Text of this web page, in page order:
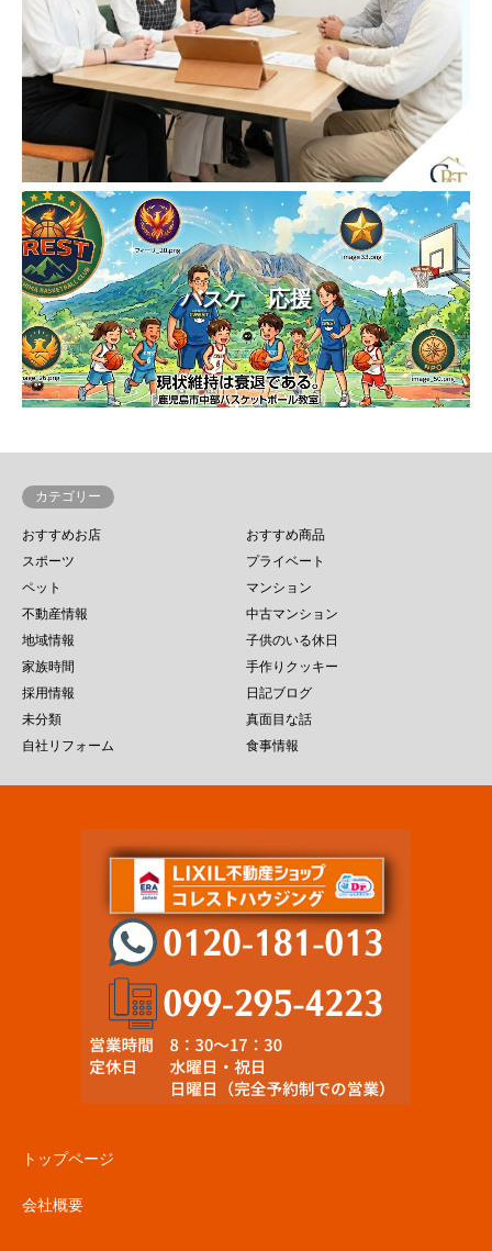
バスケ 応援
カテゴリー
おすすめお店
おすすめ商品
スポーツ
プライベート
ペット
マンション
不動産情報
中古マンション
地域情報
子供のいる休日
家族時間
手作りクッキー
採用情報
日記ブログ
未分類
真面目な話
自社リフォーム
食事情報
トップページ
会社概要